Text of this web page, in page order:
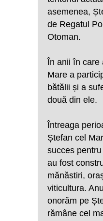
asemenea,
de Regatul
Otoman.
În anii în care
Mare a
bătălii și a
două din ele.
Întreaga
Ștefan cel
succes
au fost
mănăstiri,
viticultura.
onorăm pe
rămâne cel